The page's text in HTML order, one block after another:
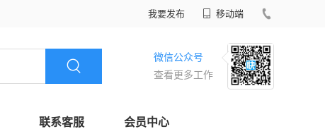
我要发布 移动端
微信公众号
查看更多工作
联系客服 会员中心